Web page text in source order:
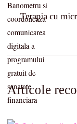
Terapia cu
Articole